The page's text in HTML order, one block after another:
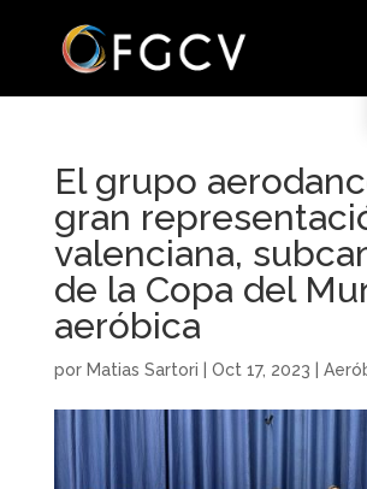
El grupo
gran
valenciana,
de la Copa del
aeróbica
por Matias Sartori Oct 17, 2023